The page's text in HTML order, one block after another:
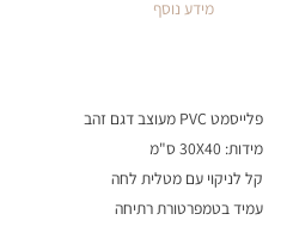
מידע נוסף
פלייסמט PVC מעוצב דגם זהב
מידות: 30X40 ס"מ
קל לניקוי עם מטלית לחה
עמיד בטמפרטורת רתיחה